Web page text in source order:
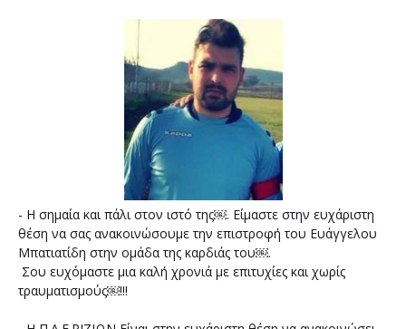
- Η σημαία και πάλι στον ιστό της￼. Είμαστε στην ευχάριστη
θέση να σας ανακοινώσουμε την επιστροφή του Ευάγγελου
Μπατιατίδη στην ομάδα της καρδιάς του￼.
Σου ευχόμαστε μια καλή χρονιά με επιτυχίες και χωρίς
τραυματισμούς￼!!!